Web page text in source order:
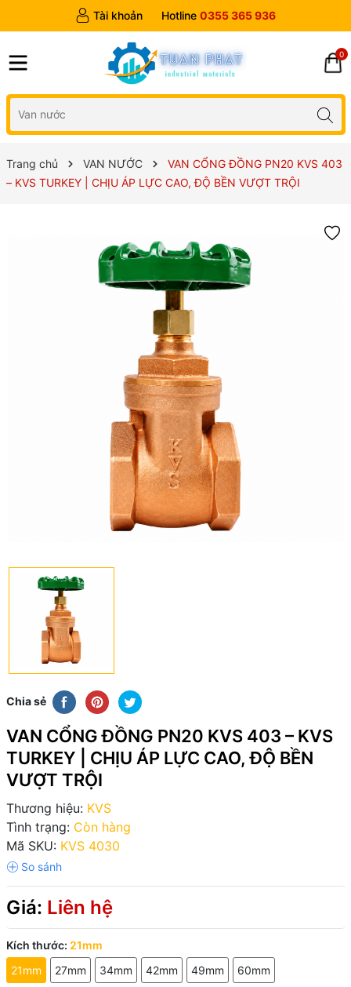
Tài khoản Hotline 0355 365 936
0
Trang chủ VAN NƯỚC
VAN CỔNG ĐỒNG PN20 KVS 403
– KVS TURKEY | CHỊU ÁP LỰC CAO, ĐỘ BỀN VƯỢT TRỘI
Chia sẻ
VAN CỔNG ĐỒNG PN20 KVS 403 – KVS
TURKEY | CHỊU ÁP LỰC CAO, ĐỘ BỀN
VƯỢT TRỘI
Thương hiệu: KVS
Tình trạng: Còn hàng
Mã SKU: KVS 4030
Giá: Liên hệ
Kích thước: 21mm
21mm
27mm 34mm 42mm 49mm 60mm